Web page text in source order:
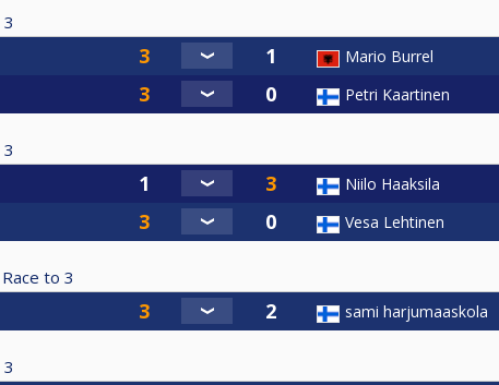
3
Mario Burrel
Petri Kaartinen
3
Niilo Haaksila
Vesa Lehtinen
Race to 3
sami harjumaaskola
3